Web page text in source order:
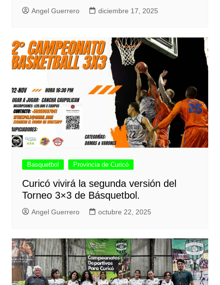
Angel Guerrero diciembre 17, 2025
Basquetbol Provincia de Curicó
Curicó vivirá la segunda versión del
Torneo 3×3 de Básquetbol.
Angel Guerrero octubre 22, 2025